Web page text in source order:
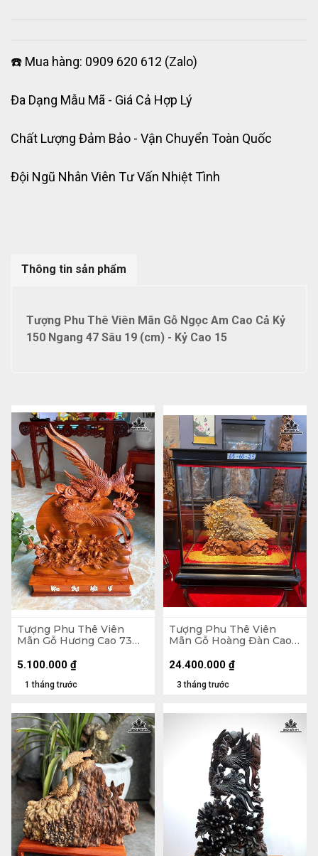
☎️ Mua hàng: 0909 620 612 (Zalo)
Đa Dạng Mẫu Mã - Giá Cả Hợp Lý
Chất Lượng Đảm Bảo - Vận Chuyển Toàn Quốc
Đội Ngũ Nhân Viên Tư Vấn Nhiệt Tình
Thông tin sản phẩm
Tượng Phu Thê Viên Mãn Gỗ Ngọc Am Cao Cả Kỷ
150 Ngang 47 Sâu 19 (cm) - Kỷ Cao 15
Tượng Phu Thê Viên
Mãn Gỗ Hương Cao 73
1 tháng trước
5.100.000 ₫
Tượng Phu Thê Viên
Mãn Gỗ Hoàng Đàn Cao
Tủ Cao 60 Ngang 55 Sâu
3 tháng trước
24.400.000 ₫